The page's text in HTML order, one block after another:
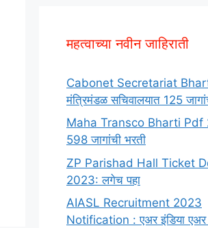
महत्वाच्या नवीन जाहिराती
Cabonet Secretariat
मंत्रिमंडळ सचिवालयात 125
Maha Transco Bharti Pdf
598 जागांची भरती
ZP Parishad Hall Ticket
2023: लगेच पहा
AIASL Recruitment 2023
Notification : एअर इंडिया एअर